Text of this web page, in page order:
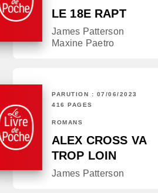
LE 18E RAPT
James Patterson
Maxine Paetro
PARUTION : 07/06/2023
416 PAGES
ROMANS
ALEX CROSS VA
TROP LOIN
James Patterson